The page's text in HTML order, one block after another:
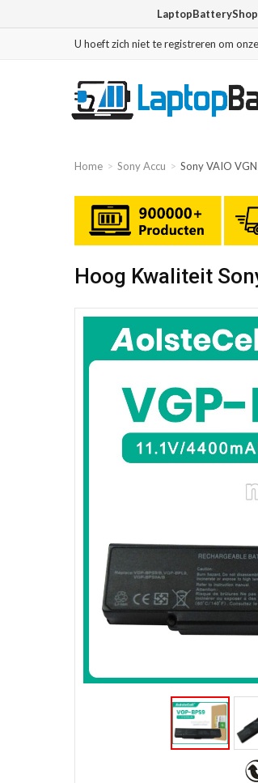
U hoeft zich niet te registreren om
Home Sony Accu Sony VAIO
Hoog Kwaliteit